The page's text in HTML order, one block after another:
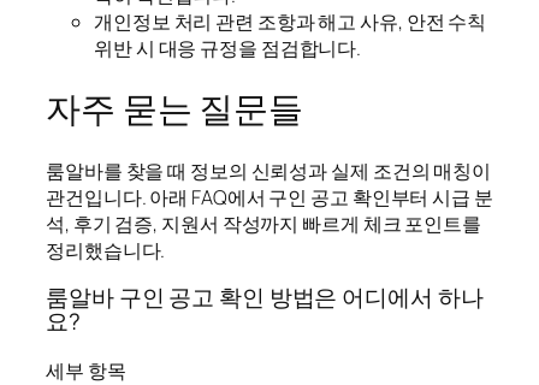
개인정보 처리 관련 조항과 해고 사유, 안전 수칙
위반 시 대응 규정을 점검합니다.
자주 묻는 질문들
룸알바를 찾을 때 정보의 신뢰성과 실제 조건의 매칭이
관건입니다. 아래 FAQ에서 구인 공고 확인부터 시급 분
석, 후기 검증, 지원서 작성까지 빠르게 체크 포인트를
정리했습니다.
룸알바 구인 공고 확인 방법은 어디에서 하나
요?
세부 항목